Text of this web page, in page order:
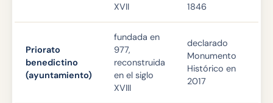
XVII
1846
Priorato
benedictino
(ayuntamiento)
fundada en
977,
reconstruida
en el siglo
XVIII
declarado
Monumento
Histórico en
2017